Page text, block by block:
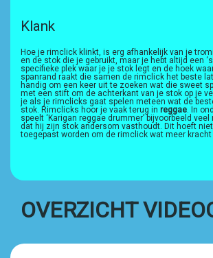
Klank
Hoe je rimclick klinkt, is erg afhankelijk van je
en de stok die je gebruikt, maar je hebt altijd een
specifieke plek waar je je stok legt en de hoek
spanrand raakt die samen de rimclick het beste
handig om een keer uit te zoeken wat die sweet
met een stift om de achterkant van je stok op je
je als je rimclicks gaat spelen meteen wat de
stok. Rimclicks hoor je vaak terug in reggae. In
speelt ‘Karigan reggae drummer’ bijvoorbeeld
dat hij zijn stok andersom vasthoudt. Dit hoeft
toegepast worden om de rimclick wat meer
OVERZICHT